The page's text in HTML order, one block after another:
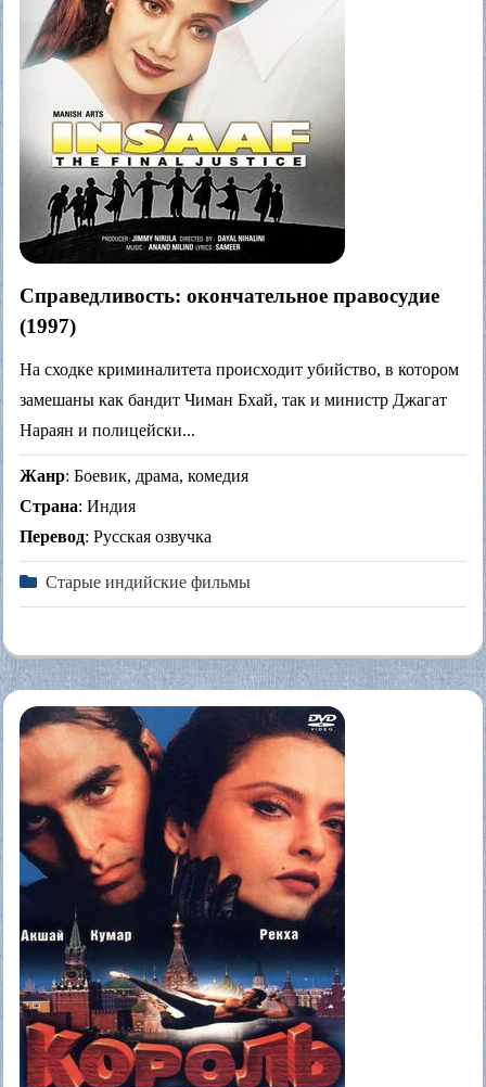
Справедливость: окончательное правосудие
(1997)
На сходке криминалитета происходит убийство, в котором
замешаны как бандит Чиман Бхай, так и министр Джагат
Нараян и полицейски...
Жанр: Боевик, драма, комедия
Страна: Индия
Перевод: Русская озвучка
Старые индийские фильмы